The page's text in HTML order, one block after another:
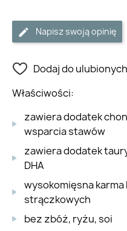
Napisz swoją opinię
Dodaj do ulubionych
Właściwości:
zawiera dodatek
wsparcia stawów
zawiera dodatek
DHA
wysokomięsna
strączkowych
bez zbóż, ryżu, soi